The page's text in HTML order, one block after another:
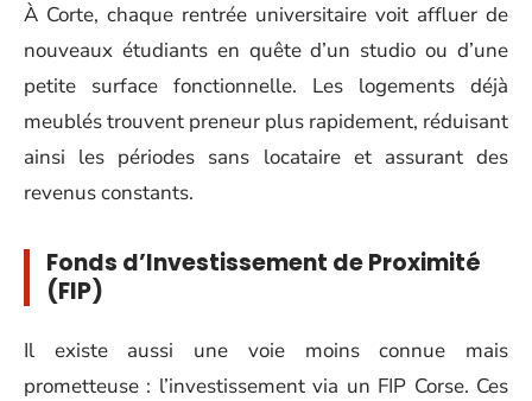
À Corte, chaque rentrée universitaire voit affluer de
nouveaux étudiants en quête d’un studio ou d’une
petite surface fonctionnelle. Les logements déjà
meublés trouvent preneur plus rapidement, réduisant
ainsi les périodes sans locataire et assurant des
revenus constants.
Fonds d’Investissement de Proximité
(FIP)
Il existe aussi une voie moins connue mais
prometteuse : l’investissement via un FIP Corse. Ces